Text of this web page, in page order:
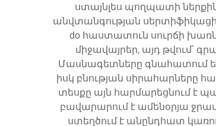
ստայնլես պողպատի
անվտանգության
do հաստատուն սուրճի
միջավայրեր, այդ թվում՝
Մասնագետները գնահատում
իսկ բնության սիրահարները
տեսքը այն հարմարեցնում է
բավարարում է ամենօրյա
ստեղծում է անընդհատ